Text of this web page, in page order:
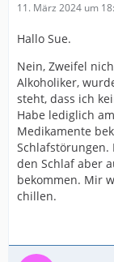
11. März 2024 um
Hallo Sue.
Nein, Zweifel
Alkoholiker,
steht, dass ich
Habe lediglich
Medikamente
Schlafstörungen.
den Schlaf aber
bekommen. Mir
chillen.